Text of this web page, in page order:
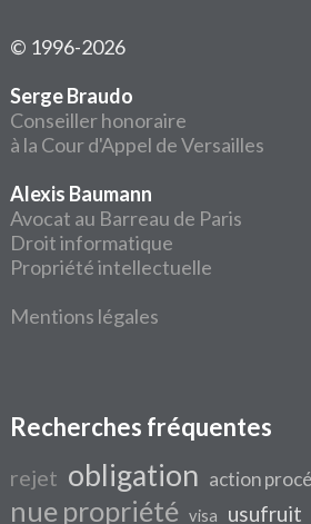
© 1996-2026
Serge Braudo
Conseiller honoraire
à la Cour d'Appel de Versailles
Alexis Baumann
Avocat au Barreau de Paris
Droit informatique
Propriété intellectuelle
Mentions légales
Recherches fréquentes
rejet obligation action
nue propriété visa usufruit